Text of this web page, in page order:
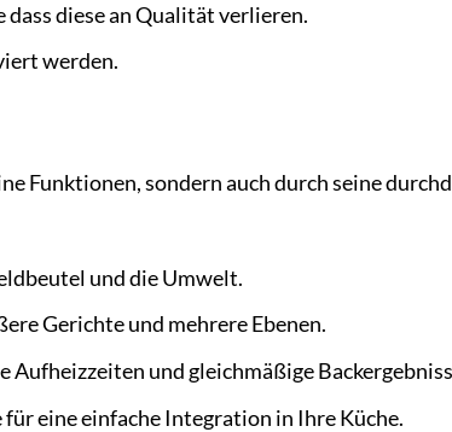
diese an Qualität verlieren.
werden.
Funktionen, sondern auch durch seine
und die Umwelt.
Gerichte und mehrere Ebenen.
und gleichmäßige
für eine einfache Integration in Ihre Küche.